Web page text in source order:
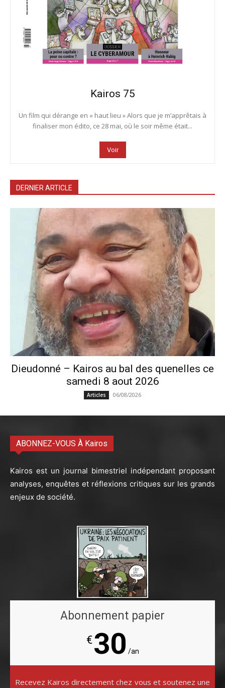
Kairos 75
Un film qui dérange en « haut lieu » Alors que je m’apprêtais à
finaliser mon édito, ce 28 mai, où le soir même était...
Voir
DERNIER ARTICLE
Dieudonné – Kairos au bal des quenelles ce
samedi 8 aout 2026
Articles 06/08/2026
ABONNEZ-VOUS À Kairos
Kairos est un journal bimestriel indépendant proposant
analyses, enquêtes et réflexions critiques sur les grands
enjeux de société.
Abonnement papier
€30 /an
Recevez Kairos directement chez vous et soutenez une